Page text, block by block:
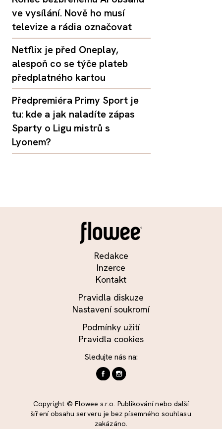
ve vysílání. Nově ho musí
televize a rádia označovat
Netflix je před Oneplay,
alespoň co se týče plateb
předplatného kartou
Předpremiéra Primy Sport je
tu: kde a jak naladíte zápas
Sparty o Ligu mistrů s
Lyonem?
Redakce
Inzerce
Kontakt
Pravidla diskuze
Nastavení soukromí
Podmínky užití
Pravidla cookies
Sledujte nás na:
Copyright © Flowee s.r.o. Publikování nebo další
šíření obsahu serveru je bez písemného souhlasu
zakázáno.